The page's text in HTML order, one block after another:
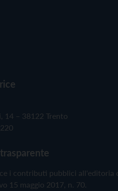
14 – 38122 Trento
i contributi pubblici all'editoria
15 maggio 2017, n. 70.